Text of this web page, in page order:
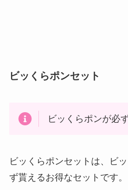
ビッくらポンセット
ビッくらポンが必
ビッくらポンセットは、ビ
ず貰えるお得なセットです。